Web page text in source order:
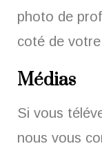
photo de
coté de
Médias
Si vous
nous vous